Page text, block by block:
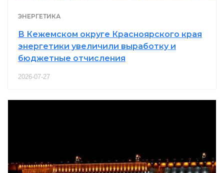
ЭНЕРГЕТИКА
В Кежемском округе Красноярского края
энергетики увеличили выработку и
бюджетные отчисления
2026-07-27